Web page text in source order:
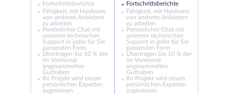
Fortschrittsberichte
Fähigkeit, mit Hardware
von anderen Anbietern
zu arbeiten
Persönlicher Chat mit
unserem technischen
Support in jeder für Sie
passenden Form
Übertragen Sie 10 % der
im Vormonat
angesammelten
Guthaben
Ihr Projekt wird einem
persönlichen Experten
zugewiesen
Fortschrittsberichte
Fähigkeit, mit Hardware
von anderen Anbietern
zu arbeiten
Persönlicher Chat mit
unserem technischen
Support in jeder für Sie
passenden Form
Übertragen Sie 10 % der
im Vormonat
angesammelten
Guthaben
Ihr Projekt wird einem
persönlichen Experten
zugewiesen